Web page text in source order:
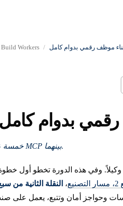
Build Workers موظف رقمي بدوام كامل
بدوام كامل:
خمسة عشر مفهوماً وبناءٌ متقن: المهارات، ومصدر الحقيقة، وقناة MCP بينهما.
وكيلاً. وفي هذه الدورة تخطو أول
، النقلة الثانية من
وحواجز أمان وتتبع، يعمل على